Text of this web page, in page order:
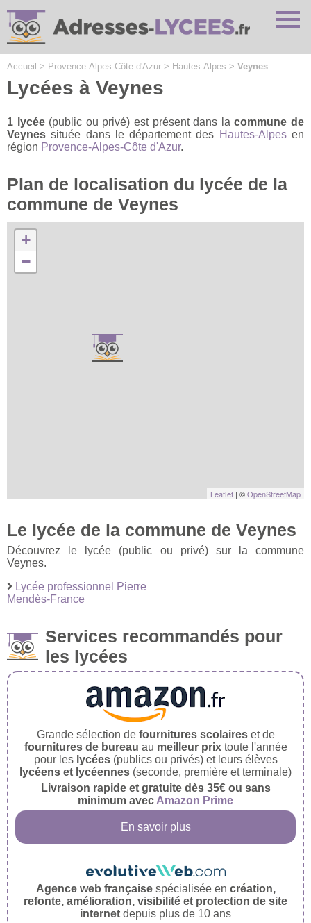
Accueil > Provence-Alpes-Côte d'Azur > Hautes-Alpes > Veynes
Lycées à Veynes
1 lycée(public ou privé) est présent dans lacommune de
Veynes située dans le département des Hautes-Alpesen
région Provence-Alpes-Côte d'Azur.
Plan de localisation du lycée de la
commune de Veynes
+
−
Leaflet | ©OpenStreetMap
Le lycée de la commune de Veynes
Découvrez le lycée (public ou privé) sur la commune
Veynes.
Lycée professionnel Pierre
Mendès-France
Services recommandés pour
les lycées
Grande sélection de fournitures scolaireset de
fournitures de bureau au meilleur prixtoute l'année
pour les lycées(publics ou privés) et leurs élèves
lycéens et lycéennes (seconde, première et terminale)
Livraison rapide et gratuite dès 35€ ou sans
minimum avec Amazon Prime
En savoir plus
Agence web françaisespécialisée en création,
refonte, amélioration, visibilité et protection de site
internet depuis plus de 10 ans